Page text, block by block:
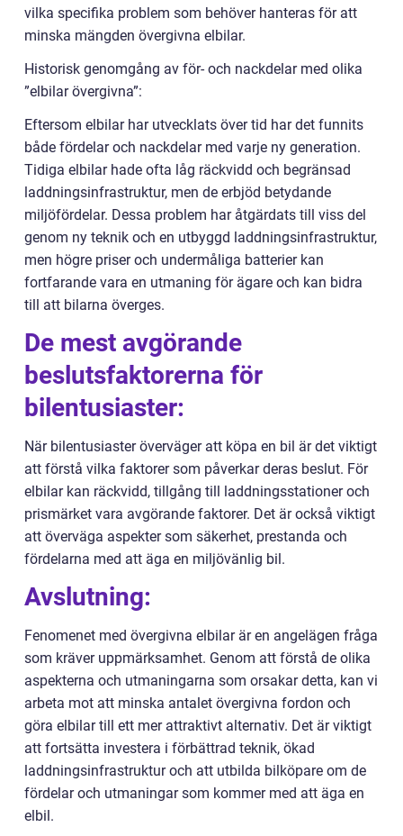
vilka specifika problem som behöver hanteras för att
minska mängden övergivna elbilar.
Historisk genomgång av för- och nackdelar med olika
”elbilar övergivna”:
Eftersom elbilar har utvecklats över tid har det funnits
både fördelar och nackdelar med varje ny generation.
Tidiga elbilar hade ofta låg räckvidd och begränsad
laddningsinfrastruktur, men de erbjöd betydande
miljöfördelar. Dessa problem har åtgärdats till viss del
genom ny teknik och en utbyggd laddningsinfrastruktur,
men högre priser och undermåliga batterier kan
fortfarande vara en utmaning för ägare och kan bidra
till att bilarna överges.
De mest avgörande
beslutsfaktorerna för
bilentusiaster:
När bilentusiaster överväger att köpa en bil är det viktigt
att förstå vilka faktorer som påverkar deras beslut. För
elbilar kan räckvidd, tillgång till laddningsstationer och
prismärket vara avgörande faktorer. Det är också viktigt
att överväga aspekter som säkerhet, prestanda och
fördelarna med att äga en miljövänlig bil.
Avslutning:
Fenomenet med övergivna elbilar är en angelägen fråga
som kräver uppmärksamhet. Genom att förstå de olika
aspekterna och utmaningarna som orsakar detta, kan vi
arbeta mot att minska antalet övergivna fordon och
göra elbilar till ett mer attraktivt alternativ. Det är viktigt
att fortsätta investera i förbättrad teknik, ökad
laddningsinfrastruktur och att utbilda bilköpare om de
fördelar och utmaningar som kommer med att äga en
elbil.